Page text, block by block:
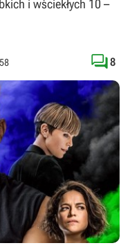
i wściekłych 10 –
8